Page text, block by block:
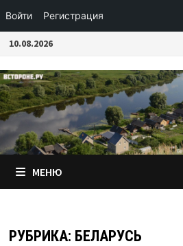
Войти Регистрация
Перейти
содержимому
10.08.2026
МЕНЮ
РУБРИКА: БЕЛАРУСЬ